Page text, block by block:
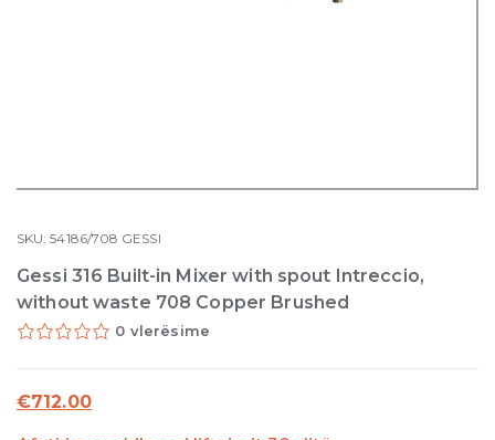
SKU:54186/708 GESSI
Gessi 316 Built-in Mixer with spout Intreccio,
without waste 708 Copper Brushed
0 vlerësime
€712.00